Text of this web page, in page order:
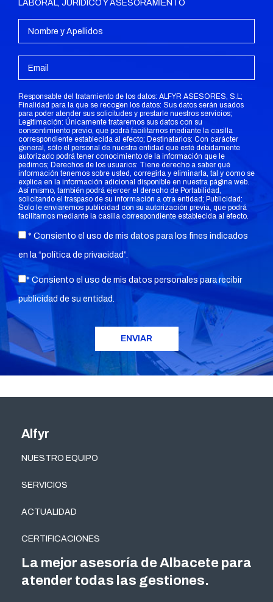
LABORAL, JURÍDICO Y ASESORAMIENTO
Responsable del tratamiento de los datos: ALFYR ASESORES, S.L;
Finalidad para la que se recogen los datos: Sus datos serán usados
para poder atender sus solicitudes y prestarle nuestros servicios;
Legitimación: Únicamente trataremos sus datos con su
consentimiento previo, que podrá facilitarnos mediante la casilla
correspondiente establecida al efecto; Destinatarios: Con carácter
general, sólo el personal de nuestra entidad que esté debidamente
autorizado podrá tener conocimiento de la información que le
pedimos; Derechos de los usuarios: Tiene derecho a saber qué
información tenemos sobre usted, corregirla y eliminarla, tal y como se
explica en la información adicional disponible en nuestra página web.
Así mismo, también podrá ejercer el derecho de Portabilidad,
solicitando el traspaso de su información a otra entidad; Publicidad:
Solo le enviaremos publicidad con su autorización previa, que podrá
facilitarnos mediante la casilla correspondiente establecida al efecto.
* Consiento el uso de mis datos para los fines indicados
en la “política de privacidad”.
* Consiento el uso de mis datos personales para recibir
publicidad de su entidad.
Alfyr
NUESTRO EQUIPO
SERVICIOS
ACTUALIDAD
CERTIFICACIONES
La mejor asesoría de Albacete para
atender todas las gestiones.